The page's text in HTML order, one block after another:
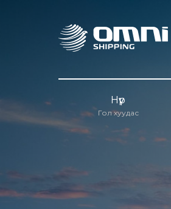
Нүүр
Гол хуудас